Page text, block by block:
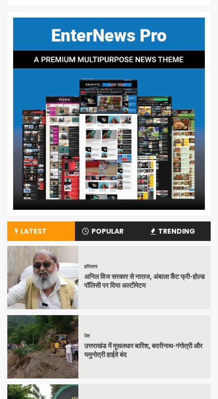
LATEST POPULAR TRENDING
हरियाणा
अनिल विज सरकार से नाराज, अंबाला कैंट फ्री-होल्ड
पॉलिसी पर दिया अल्टीमेटम
देश
उत्तराखंड में मूसलधार बारिश, बदरीनाथ-गंगोत्री और
यमुनोत्री हाईवे बंद